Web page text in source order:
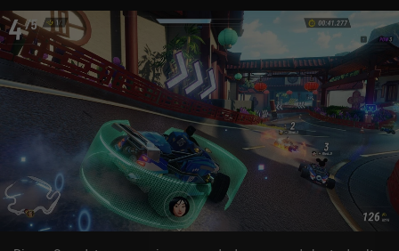
con más potencia y, en consecuencia, mayores posibilidades de
volcar, pero se puede disfrutar mucho cuando cada salto se
aterriza a la perfección y se evitan los choques por los pelos. Al
final de la carrera, el jugador que consiga más medallas en la
etapa final gana un cofre, que puede contener desde gemas hasta
ropa o envoltorios para los vehículos.El juego tiene muchos
jugadores simultáneos durante los eventos en tiempo real, pero los
IAP pueden tener precios muy elevados y contener piezas que de
otro modo serían difíciles de encontrar en cofres estilo lootbox.
También existe un sistema VIP, en el que se paga una cuota
mensual a los desarrolladores a cambio de elementos de
personalización únicos y moneda del juego, lo que acelera el
progreso. Los anuncios aparecen cada 2-3 carreras, lo que puede